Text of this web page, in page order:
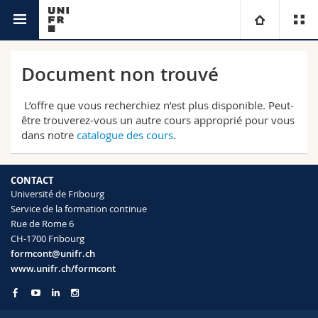
Campus
Recherche
Université
Formation continue
Théologie
Droit
Sciences économiques et sociales et management
Lettres et sciences humaines
Sciences de l'éducation et de la formation
Vous êtes
Futurs étudiants
Etudiants
Médias
Chercheurs
Ressources
Annuaire du personnel
Plan d'accès
Bibliothèques
Document non trouvé
L’offre que vous recherchiez n’est plus disponible. Peut-
être trouverez-vous un autre cours approprié pour vous
dans notre catalogue des cours.
CONTACT
Université de Fribourg
Service de la formation continue
Rue de Rome 6
CH-1700 Fribourg
formcont@unifr.ch
www.unifr.ch/formcont